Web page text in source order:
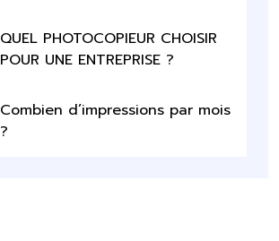
QUEL PHOTOCOPIEUR CHOISIR
POUR UNE ENTREPRISE ?
Combien d’impressions par mois
?